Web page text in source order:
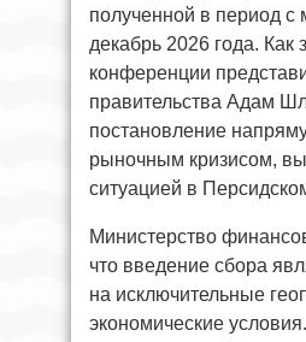
полученной в период с
декабрь 2026 года. Как
конференции
правительства Адам
постановление
рыночным кризисом,
ситуацией в
Министерство
что введение сбора
на исключительные
экономические условия.